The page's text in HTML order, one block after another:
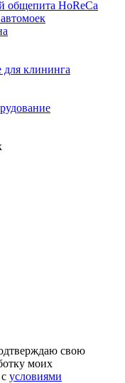
общепита HoReCa
клининга
свою
моих
условиями